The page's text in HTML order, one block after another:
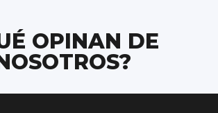
OPINAN DE